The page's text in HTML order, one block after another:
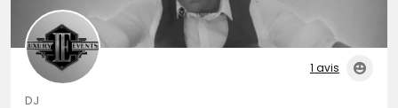
1 avis
DJ